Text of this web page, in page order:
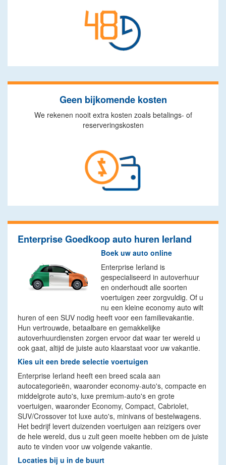
Geen bijkomende kosten
We rekenen nooit extra kosten zoals betalings- of
reserveringskosten
Enterprise Goedkoop auto huren Ierland
Boek uw auto online
Enterprise Ierland is
gespecialiseerd in autoverhuur
en onderhoudt alle soorten
voertuigen zeer zorgvuldig. Of u
nu een kleine economy auto wilt
huren of een SUV nodig heeft voor een familievakantie.
Hun vertrouwde, betaalbare en gemakkelijke
autoverhuurdiensten zorgen ervoor dat waar ter wereld u
ook gaat, altijd de juiste auto klaarstaat voor uw vakantie.
Kies uit een brede selectie voertuigen
Enterprise Ierland heeft een breed scala aan
autocategorieën, waaronder economy-auto's, compacte en
middelgrote auto's, luxe premium-auto's en grote
voertuigen, waaronder Economy, Compact, Cabriolet,
SUV/Crossover tot luxe auto's, minivans of bestelwagens.
Het bedrijf levert duizenden voertuigen aan reizigers over
de hele wereld, dus u zult geen moeite hebben om de juiste
auto te vinden voor uw volgende vakantie.
Locaties bij u in de buurt